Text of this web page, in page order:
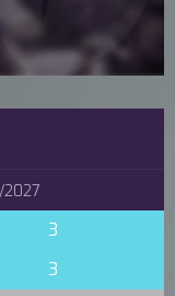
2027
3
3